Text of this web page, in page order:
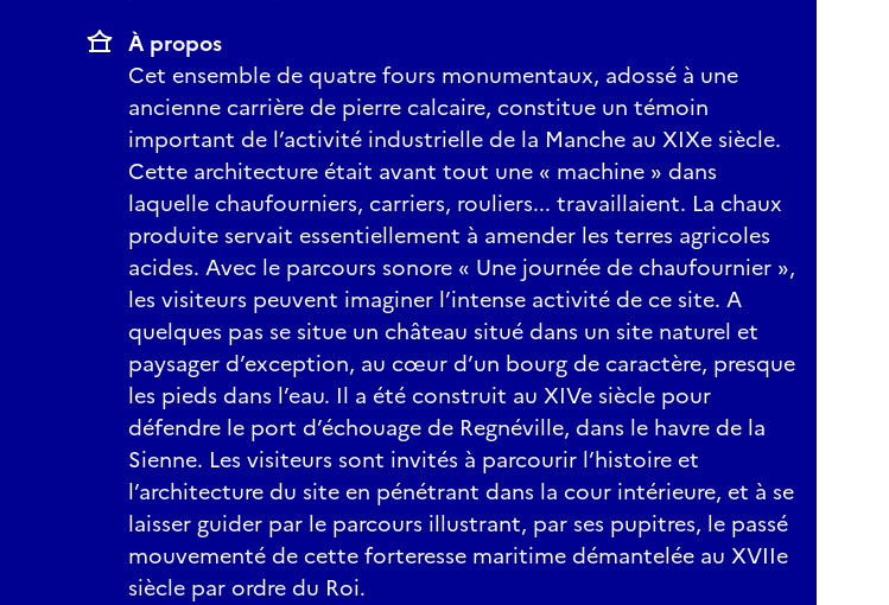
À propos
Cet ensemble de quatre fours monumentaux, adossé à une
ancienne carrière de pierre calcaire, constitue un témoin
important de l’activité industrielle de la Manche au XIXe siècle.
Cette architecture était avant tout une « machine » dans
laquelle chaufourniers, carriers, rouliers... travaillaient. La chaux
produite servait essentiellement à amender les terres agricoles
acides. Avec le parcours sonore « Une journée de chaufournier »,
les visiteurs peuvent imaginer l’intense activité de ce site. A
quelques pas se situe un château situé dans un site naturel et
paysager d’exception, au cœur d’un bourg de caractère, presque
les pieds dans l’eau. Il a été construit au XIVe siècle pour
défendre le port d’échouage de Regnéville, dans le havre de la
Sienne. Les visiteurs sont invités à parcourir l’histoire et
l’architecture du site en pénétrant dans la cour intérieure, et à se
laisser guider par le parcours illustrant, par ses pupitres, le passé
mouvementé de cette forteresse maritime démantelée au XVIIe
siècle par ordre du Roi.